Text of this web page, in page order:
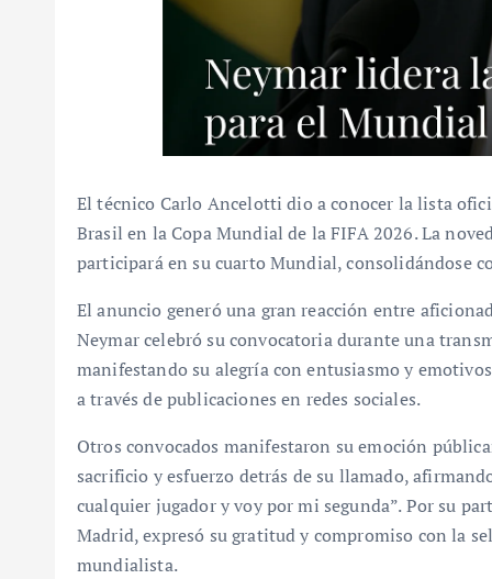
El técnico Carlo Ancelotti dio a conocer la lista
Brasil en la Copa Mundial de la FIFA 2026. La
participará en su cuarto Mundial, consolidándose
El anuncio generó una gran reacción entre
Neymar celebró su convocatoria durante una
manifestando su alegría con entusiasmo y
a través de publicaciones en redes sociales.
Otros convocados manifestaron su emoción
sacrificio y esfuerzo detrás de su llamado,
cualquier jugador y voy por mi segunda”. Por su
Madrid, expresó su gratitud y compromiso con la
mundialista.